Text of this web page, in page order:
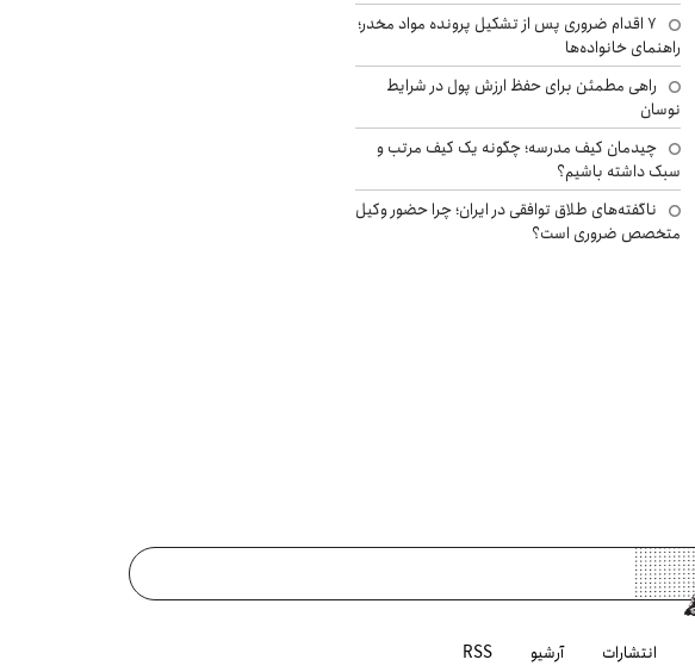
۷ اقدام ضروری پس از تشکیل پرونده مواد مخدر؛
راهنمای خانواده‌ها
راهی مطمئن برای حفظ ارزش پول در شرایط
نوسان
چیدمان کیف مدرسه؛ چگونه یک کیف مرتب و
سبک داشته باشیم؟
ناگفته‌های طلاق توافقی در ایران؛ چرا حضور وکیل
متخصص ضروری است؟
انتشارات آرشیو RSS